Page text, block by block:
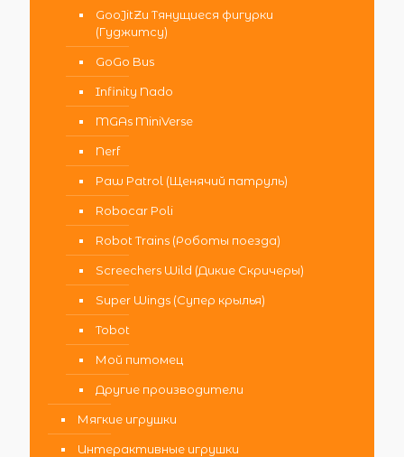
GooJitZu Тянущиеся фигурки
(Гуджитсу)
GoGo Bus
Infinity Nado
MGAs MiniVerse
Nerf
Paw Patrol (Щенячий патруль)
Robocar Poli
Robot Trains (Роботы поезда)
Screechers Wild (Дикие Скричеры)
Super Wings (Супер крылья)
Tobot
Мой питомец
Другие производители
Мягкие игрушки
Интерактивные игрушки